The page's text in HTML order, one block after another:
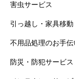
害虫サービス
引っ越し・家具移動
不用品処理のお手伝
防災・防犯サービス